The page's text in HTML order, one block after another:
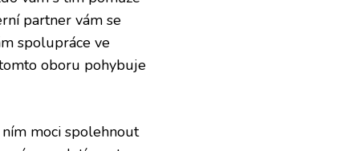
partner vám se
spolupráce ve
oboru pohybuje
moci spolehnout